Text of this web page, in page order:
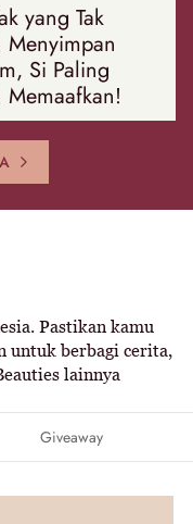
yang Tak
Menyimpan
Si Paling
Pastikan kamu
untuk berbagi cerita,
lainnya
Giveaway